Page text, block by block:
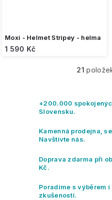
Moxi - Helmet Stripey - helma
1 590 Kč
á
r
21
+200.000
Slovensku.
Kamenná prodejna,
Navštivte nás.
Doprava zdarma při
Kč.
Poradíme s výběrem
zkušeností.